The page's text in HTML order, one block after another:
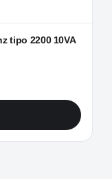
tipo 2200 10VA